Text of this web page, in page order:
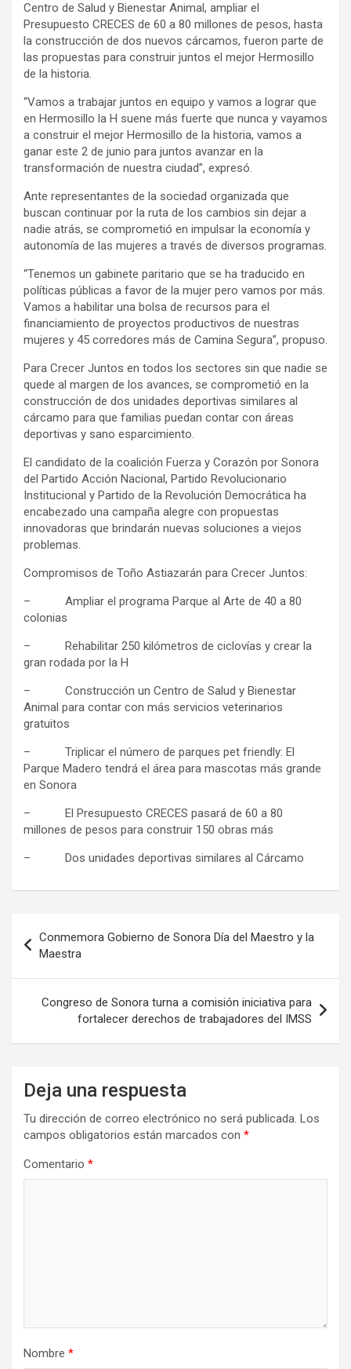
Centro de Salud y Bienestar Animal, ampliar el
Presupuesto CRECES de 60 a 80 millones de pesos, hasta
la construcción de dos nuevos cárcamos, fueron parte de
las propuestas para construir juntos el mejor Hermosillo
de la historia.
“Vamos a trabajar juntos en equipo y vamos a lograr que
en Hermosillo la H suene más fuerte que nunca y vayamos
a construir el mejor Hermosillo de la historia, vamos a
ganar este 2 de junio para juntos avanzar en la
transformación de nuestra ciudad”, expresó.
Ante representantes de la sociedad organizada que
buscan continuar por la ruta de los cambios sin dejar a
nadie atrás, se comprometió en impulsar la economía y
autonomía de las mujeres a través de diversos programas.
“Tenemos un gabinete paritario que se ha traducido en
políticas públicas a favor de la mujer pero vamos por más.
Vamos a habilitar una bolsa de recursos para el
financiamiento de proyectos productivos de nuestras
mujeres y 45 corredores más de Camina Segura”, propuso.
Para Crecer Juntos en todos los sectores sin que nadie se
quede al margen de los avances, se comprometió en la
construcción de dos unidades deportivas similares al
cárcamo para que familias puedan contar con áreas
deportivas y sano esparcimiento.
El candidato de la coalición Fuerza y Corazón por Sonora
del Partido Acción Nacional, Partido Revolucionario
Institucional y Partido de la Revolución Democrática ha
encabezado una campaña alegre con propuestas
innovadoras que brindarán nuevas soluciones a viejos
problemas.
Compromisos de Toño Astiazarán para Crecer Juntos:
– Ampliar el programa Parque al Arte de 40 a 80
colonias
– Rehabilitar 250 kilómetros de ciclovías y crear la
gran rodada por la H
– Construcción un Centro de Salud y Bienestar
Animal para contar con más servicios veterinarios
gratuitos
– Triplicar el número de parques pet friendly: El
Parque Madero tendrá el área para mascotas más grande
en Sonora
– El Presupuesto CRECES pasará de 60 a 80
millones de pesos para construir 150 obras más
– Dos unidades deportivas similares al Cárcamo
de
entradas
Conmemora Gobierno de Sonora Día del Maestro y la
Maestra
Congreso de Sonora turna a comisión iniciativa para
fortalecer derechos de trabajadores del IMSS
Deja una respuesta
Tu dirección de correo electrónico no será publicada. Los
campos obligatorios están marcados con *
Comentario *
Nombre *